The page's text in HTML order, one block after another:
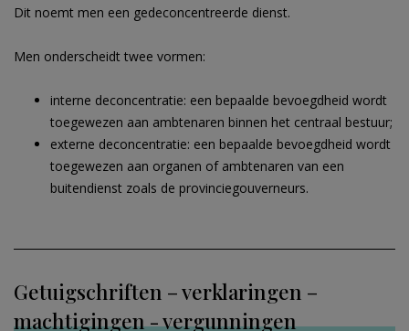
Dit noemt men een gedeconcentreerde dienst.
Men onderscheidt twee vormen:
interne deconcentratie: een bepaalde bevoegdheid wordt
toegewezen aan ambtenaren binnen het centraal bestuur;
externe deconcentratie: een bepaalde bevoegdheid wordt
toegewezen aan organen of ambtenaren van een
buitendienst zoals de provinciegouverneurs.
Getuigschriften – verklaringen –
machtigingen - vergunningen